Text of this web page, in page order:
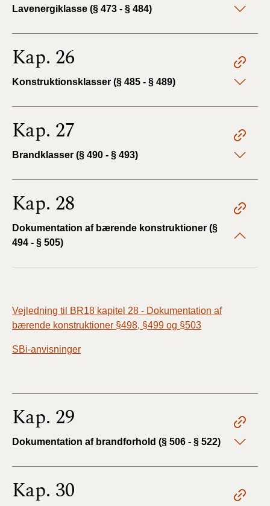
Lavenergiklasse (§ 473 - § 484)
Kap. 26
Konstruktionsklasser (§ 485 - § 489)
Kap. 27
Brandklasser (§ 490 - § 493)
Kap. 28
Dokumentation af bærende konstruktioner (§
494 - § 505)
Vejledning til BR18 kapitel 28 - Dokumentation af
bærende konstruktioner §498, §499 og §503
SBi-anvisninger
Kap. 29
Dokumentation af brandforhold (§ 506 - § 522)
Kap. 30